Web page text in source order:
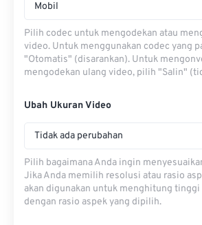
Mobil
Pilih codec untuk mengodekan atau
video. Untuk menggunakan codec yang
"Otomatis" (disarankan). Untuk
mengodekan ulang video, pilih "Salin"
Ubah Ukuran Video
Tidak ada perubahan
Pilih bagaimana Anda ingin
Jika Anda memilih resolusi atau rasio
akan digunakan untuk menghitung tinggi
dengan rasio aspek yang dipilih.